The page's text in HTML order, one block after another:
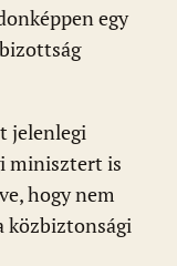
egy
jelenlegi
minisztert is
hogy nem
közbiztonsági